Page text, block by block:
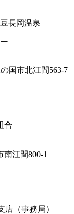
長岡温泉
国市北江間563-7
合
江間800-1
店 （事務局）